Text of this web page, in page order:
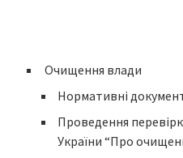
Очищення влади
Нормативні
Проведення
України “Про